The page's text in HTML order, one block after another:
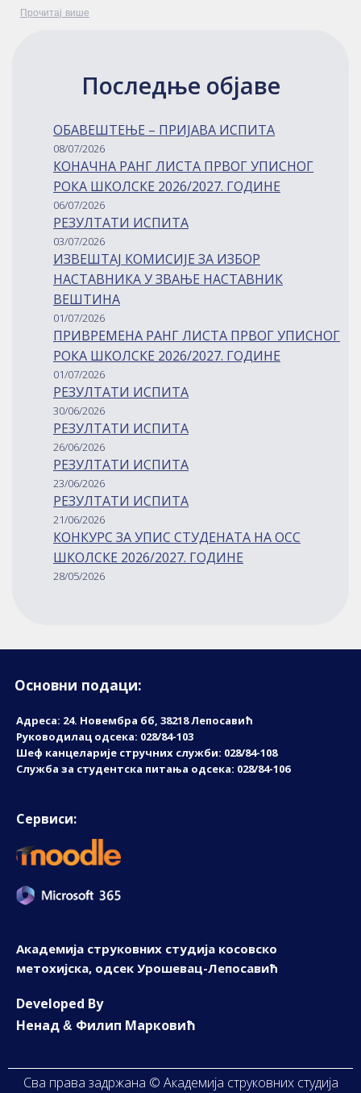
Прочитај више
Последње објаве
ОБАВЕШТЕЊЕ – ПРИЈАВА ИСПИТА
08/07/2026
КОНАЧНА РАНГ ЛИСТА ПРВОГ УПИСНОГ
РОКА ШКОЛСКЕ 2026/2027. ГОДИНЕ
06/07/2026
РЕЗУЛТАТИ ИСПИТА
03/07/2026
ИЗВЕШТАЈ КОМИСИЈЕ ЗА ИЗБОР
НАСТАВНИКА У ЗВАЊЕ НАСТАВНИК
ВЕШТИНА
01/07/2026
ПРИВРЕМЕНА РАНГ ЛИСТА ПРВОГ УПИСНОГ
РОКА ШКОЛСКЕ 2026/2027. ГОДИНЕ
01/07/2026
РЕЗУЛТАТИ ИСПИТА
30/06/2026
РЕЗУЛТАТИ ИСПИТА
26/06/2026
РЕЗУЛТАТИ ИСПИТА
23/06/2026
РЕЗУЛТАТИ ИСПИТА
21/06/2026
КОНКУРС ЗА УПИС СТУДЕНАТА НА ОСС
ШКОЛСКЕ 2026/2027. ГОДИНЕ
28/05/2026
Основни подаци:
Адреса: 24. Новембрa бб, 38218 Лепосавић
Руководилац одсека: 028/84-103
Шеф канцеларије стручних служби: 028/84-108
Служба за студентска питања одсека: 028/84-106
Сервиси:
Академија струковних студија косовско
метохијска, одсек Урошевац-Лепосавић
Developed By
Ненад & Филип Марковић
Сва права задржана © Академија струковних студија